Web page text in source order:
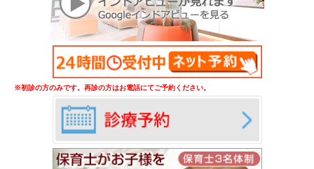
※初診の方のみです。再診の方はお電話にてご予約ください。